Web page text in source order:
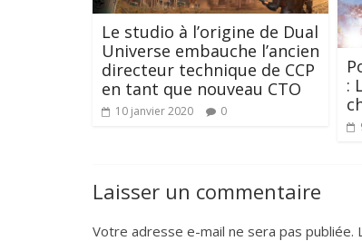
Le studio à l’origine de Dual
Universe embauche l’ancien
directeur technique de CCP
en tant que nouveau CTO
10 janvier 2020 0
:
Laisser un commentaire
Votre adresse e-mail ne sera pas publiée.